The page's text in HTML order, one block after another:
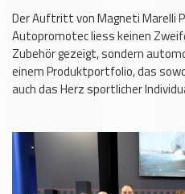
Der Auftritt von Magneti Marelli
Autopromotec liess keinen
Zubehör gezeigt, sondern
einem Produktportfolio, das
auch das Herz sportlicher